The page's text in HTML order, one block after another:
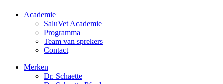
Academie
SaluVet Academie
Programma
Team van sprekers
Contact
Merken
Dr. Schaette